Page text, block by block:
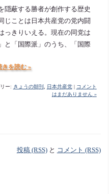
隠蔽する勝者が創作する歴史
じことは日本共産党の党内闘
っきりいえる。現在の同党は
と「国際派」のうち、「国際
きを読む »
ー: きょうの朝刊 , 日本共産党|
コメント
はまだありません »
投稿 (RSS)と コメント (RSS)